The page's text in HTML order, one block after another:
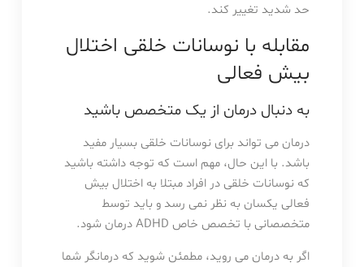
حد شدید تغییر کند.
مقابله با نوسانات خلقی اختلال
بیش فعالی
به دنبال درمان از یک متخصص باشید
درمان می تواند برای نوسانات خلقی بسیار مفید
باشد. با این حال، مهم است که توجه داشته باشید
که نوسانات خلقی در افراد مبتلا به اختلال بیش
فعالی یکسان به نظر نمی رسد و باید توسط
متخصصانی با تخصص خاص ADHD درمان شود.
اگر به درمان می روید، مطمئن شوید که درمانگر شما